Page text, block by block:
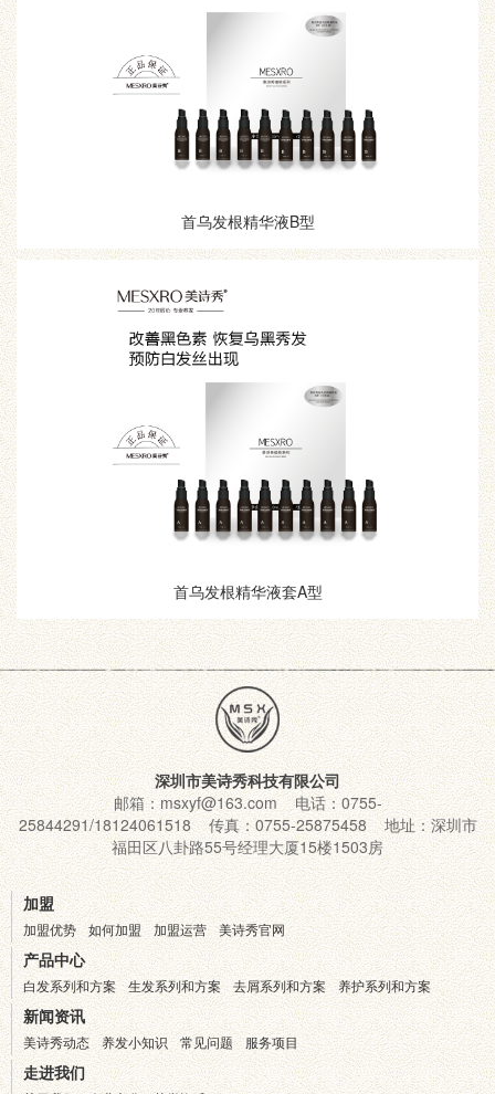
首乌发根精华液B型
首乌发根精华液套A型
深圳市美诗秀科技有限公司
邮箱：msxyf@163.com 电话：0755-
25844291/18124061518 传真：0755-25875458 地址：深圳市
福田区八卦路55号经理大厦15楼1503房
加盟
加盟优势 如何加盟 加盟运营 美诗秀官网
产品中心
白发系列和方案 生发系列和方案 去屑系列和方案 养护系列和方案
新闻资讯
美诗秀动态 养发小知识 常见问题 服务项目
走进我们